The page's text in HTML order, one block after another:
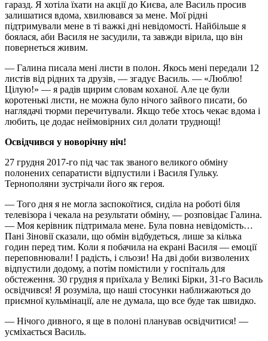
гаразд. Я хотіла їхати на акції до Києва, але Василь просив
залишатися вдома, хвилювався за мене. Мої рідні
підтримували мене в ті важкі дні невідомості. Найбільше я
боялася, аби Василя не засудили, та завжди вірила, що він
повернеться живим.
— Галина писала мені листи в полон. Якось мені передали 12
листів від рідних та друзів, — згадує Василь. — «Люблю!
Цілую!» — я радів щирим словам коханої. Але це були
коротенькі листи, не можна було нічого зайвого писати, бо
наглядачі тюрми перечитували. Якщо тебе хтось чекає вдома і
любить, це додає неймовірних сил долати труднощі!
Освідчився у новорічну ніч!
27 грудня 2017-го під час так званого великого обміну
полонених сепаратисти відпустили і Василя Гульку.
Тернополяни зустрічали його як героя.
— Того дня я не могла заспокоїтися, сиділа на роботі біля
телевізора і чекала на результати обміну, — розповідає Галина.
— Моя керівник підтримала мене. Була повна невідомість…
Пані Зіновії сказали, що обмін відбудеться, лише за кілька
годин перед тим. Коли я побачила на екрані Василя — емоції
переповнювали! І радість, і сльози! На дві доби визволених
відпустили додому, а потім помістили у госпіталь для
обстеження. 30 грудня я приїхала у Великі Бірки, 31-го Василь
освідчився! Я розуміла, що наші стосунки наближаються до
приємної кульмінації, але не думала, що все буде так швидко.
— Нічого дивного, я ще в полоні планував освідчитися! —
усміхається Василь.